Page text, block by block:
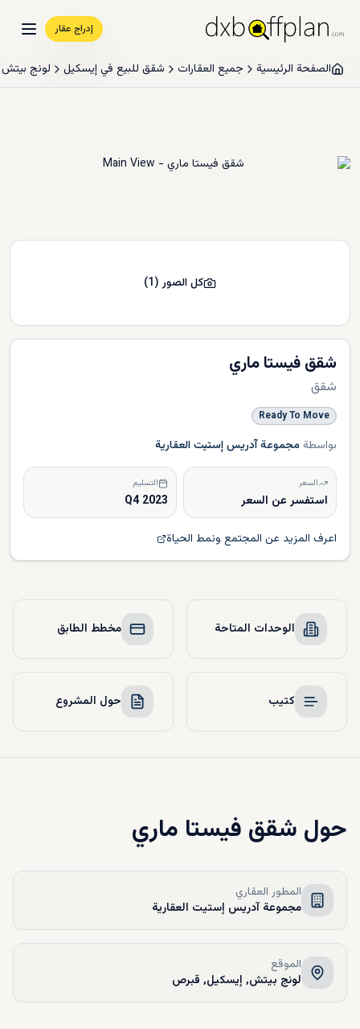
إدراج عقار
الصفحة الرئيسية جميع العقارات شقق للبيع في إيسكيل لونج بيتش
شقق فيستا ماري
شقق
Ready To Move
بواسطة مجموعة آدريس إستيت العقارية
السعر
استفسر عن السعر
التسليم
Q4 2023
اعرف المزيد عن المجتمع ونمط الحياة
كل الصور(
1
)
الوحدات المتاحة مخطط الطابق
كتيب حول المشروع
حول شقق فيستا ماري
المطور العقاري
مجموعة آدريس إستيت العقارية
الموقع
لونج بيتش, إيسكيل, قبرص